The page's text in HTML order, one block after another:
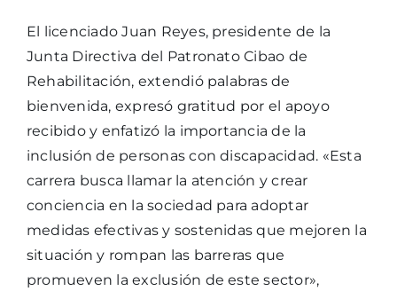
El licenciado Juan Reyes, presidente de la
Junta Directiva del Patronato Cibao de
Rehabilitación, extendió palabras de
bienvenida, expresó gratitud por el apoyo
recibido y enfatizó la importancia de la
inclusión de personas con discapacidad. «Esta
carrera busca llamar la atención y crear
conciencia en la sociedad para adoptar
medidas efectivas y sostenidas que mejoren la
situación y rompan las barreras que
promueven la exclusión de este sector»,